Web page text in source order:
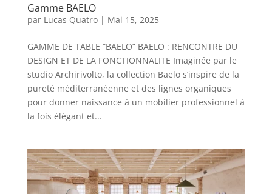
Gamme BAELO
par Lucas Quatro| Mai 15, 2025
GAMME DE TABLE “BAELO” BAELO : RENCONTRE DU
DESIGN ET DE LA FONCTIONNALITE Imaginée par le
studio Archirivolto, la collection Baelo s’inspire de la
pureté méditerranéenne et des lignes organiques
pour donner naissance à un mobilier professionnel à
la fois élégant et...